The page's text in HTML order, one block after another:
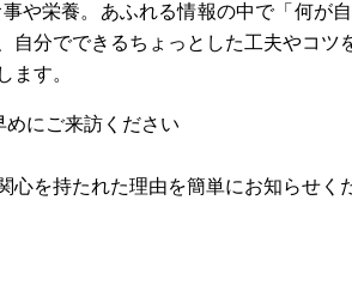
や栄養。あふれる情報の中で「何が
分でできるちょっとした工夫やコツ
ます。
にご来訪ください
持たれた理由を簡単にお知らせくだ